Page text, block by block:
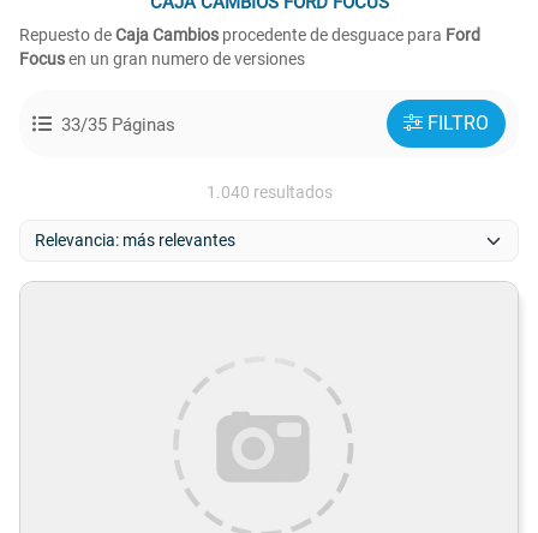
Repuesto deCaja Cambios procedente de desguace para Ford
Focusen un gran numero de versiones
33/35 Páginas FILTRO
1.040 resultados